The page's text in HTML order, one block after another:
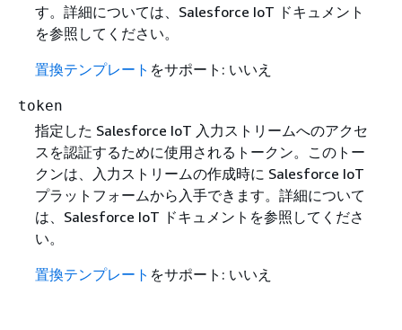
す。詳細については、Salesforce IoT ドキュメント
を参照してください。
置換テンプレート をサポート: いいえ
token
指定した Salesforce IoT 入力ストリームへのアクセ
スを認証するために使用されるトークン。このトー
クンは、入力ストリームの作成時に Salesforce IoT
プラットフォームから入手できます。詳細について
は、Salesforce IoT ドキュメントを参照してくださ
い。
置換テンプレート をサポート: いいえ